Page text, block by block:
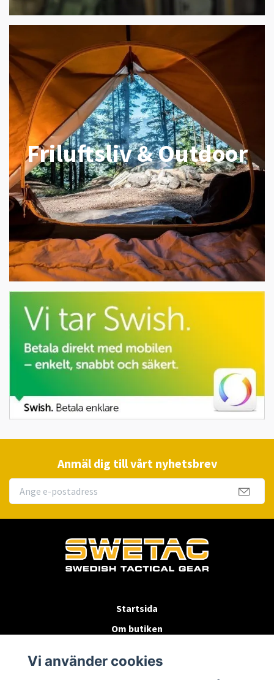
Friluftsliv & Outdoor
Anmäl dig till vårt nyhetsbrev
Startsida
Om butiken
Byten & Returer
Vi använder cookies